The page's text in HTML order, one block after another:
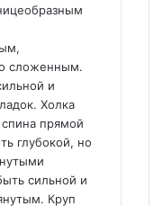
сложенным.
и
Холка
прямой
глубокой, но
сильной и
Круп